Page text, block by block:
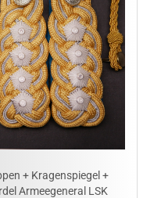
+ Kragenspiegel +
Armeegeneral LSK